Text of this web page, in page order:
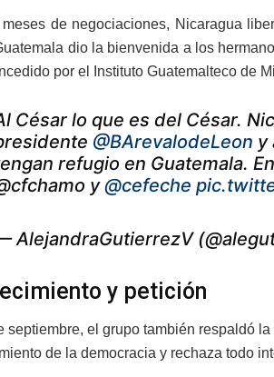
meses de negociaciones, Nicaragua
dio la bienvenida a los
por el Instituto Guatemalteco de
César lo que es del César.
@BArevalodeLeon y
refugio en Guatemala.
y@cefeche
AlejandraGutierrezV
y petición
septiembre, el grupo también respaldó
de la democracia y rechaza todo